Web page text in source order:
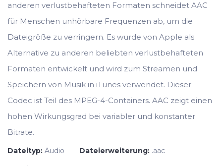
anderen verlustbehafteten Formaten schneidet AAC
für Menschen unhörbare Frequenzen ab, um die
Dateigröße zu verringern. Es wurde von Apple als
Alternative zu anderen beliebten verlustbehafteten
Formaten entwickelt und wird zum Streamen und
Speichern von Musik in iTunes verwendet. Dieser
Codec ist Teil des MPEG-4-Containers. AAC zeigt einen
hohen Wirkungsgrad bei variabler und konstanter
Bitrate.
Dateityp: Audio Dateierweiterung: .aac